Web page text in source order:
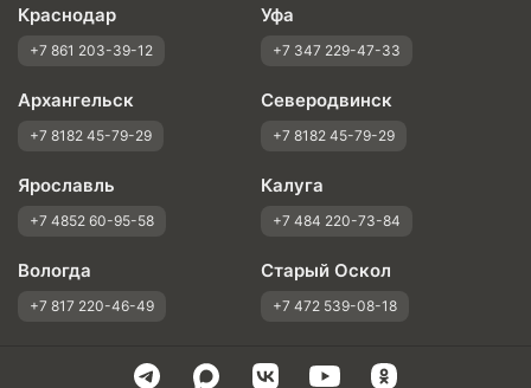
Краснодар
+7 861 203-39-12
Уфа
+7 347 229-47-33
Архангельск
+7 8182 45-79-29
Северодвинск
+7 8182 45-79-29
Ярославль
+7 4852 60-95-58
Калуга
+7 484 220-73-84
Вологда
+7 817 220-46-49
Старый Оскол
+7 472 539-08-18